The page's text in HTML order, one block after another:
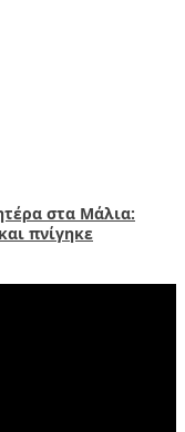
στα Μάλια:
πνίγηκε